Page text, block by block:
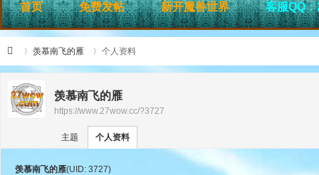
首页 免费发帖 新开魔兽世界 客服QQ
›
羡慕南飞的雁
›
个人资料
羡慕南飞的雁
https://www.27wow.cc/?3727
主题 个人资料
羡慕南飞的雁(UID: 3727)